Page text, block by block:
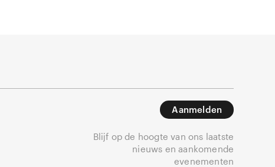
Aanmelden
Blijf op de hoogte van ons laatste
nieuws en aankomende
evenementen